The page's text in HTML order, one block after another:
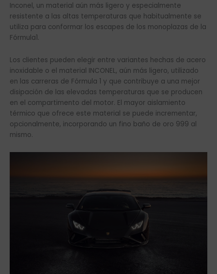
Inconel, un material aún más ligero y especialmente
resistente a las altas temperaturas que habitualmente se
utiliza para conformar los escapes de los monoplazas de la
Fórmula1.
Los clientes pueden elegir entre variantes hechas de acero
inoxidable o el material INCONEL, aún más ligero, utilizado
en las carreras de Fórmula 1 y que contribuye a una mejor
disipación de las elevadas temperaturas que se producen
en el compartimento del motor. El mayor aislamiento
térmico que ofrece este material se puede incrementar,
opcionalmente, incorporando un fino baño de oro 999 al
mismo.